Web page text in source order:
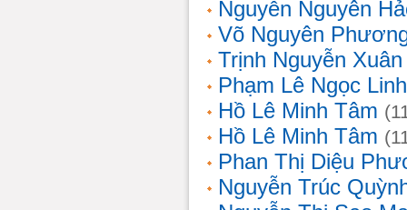
Nguyễn Nguyên
Võ Nguyên
Trịnh Nguyễn
Phạm Lê Ngọc Linh
Hồ Lê Minh Tâm
Hồ Lê Minh Tâm
Phan Thị Diệu
Nguyễn Trúc